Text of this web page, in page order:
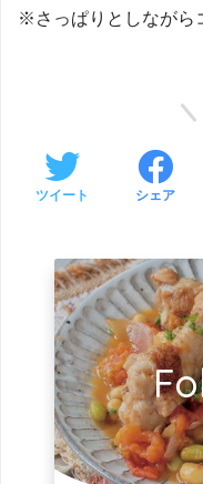
※さっぱりとしながら
ツイート シェア